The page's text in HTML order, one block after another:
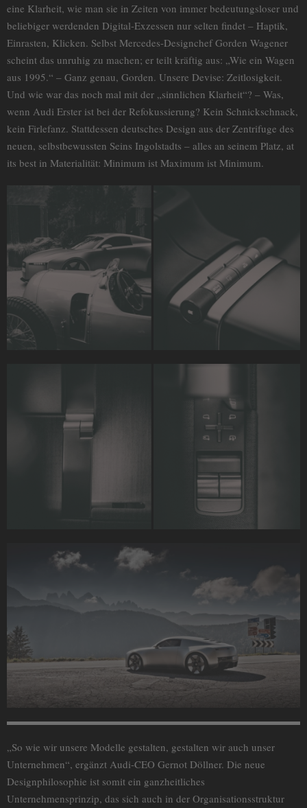
eine Klarheit, wie man sie in Zeiten von immer bedeutungsloser und
beliebiger werdenden Digital-Exzessen nur selten findet – Haptik,
Einrasten, Klicken. Selbst Mercedes-Designchef Gorden Wagener
scheint das unruhig zu machen; er teilt kräftig aus: „Wie ein Wagen
aus 1995.“ – Ganz genau, Gorden. Unsere Devise: Zeitlosigkeit.
Und wie war das noch mal mit der „sinnlichen Klarheit“? – Was,
wenn Audi Erster ist bei der Refokussierung? Kein Schnickschnack,
kein Firlefanz. Stattdessen deutsches Design aus der Zentrifuge des
neuen, selbstbewussten Seins Ingolstadts – alles an seinem Platz, at
its best in Materialität: Minimum ist Maximum ist Minimum.
„So wie wir unsere Modelle gestalten, gestalten wir auch unser
Unternehmen“, ergänzt Audi-CEO Gernot Döllner. Die neue
Designphilosophie ist somit ein ganzheitliches
Unternehmensprinzip, das sich auch in der Organisationsstruktur